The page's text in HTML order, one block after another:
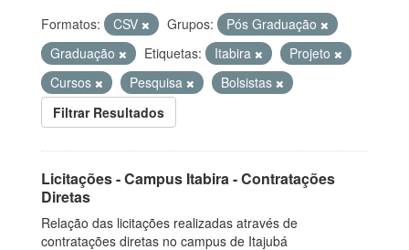
Formatos: CSV Grupos:
Pós Graduação
Graduação
Etiquetas: Itabira
Projeto
Cursos
Pesquisa
Bolsistas
Filtrar Resultados
Licitações - Campus Itabira - Contratações
Diretas
Relação das licitações realizadas através de
contratações diretas no campus de Itajubá